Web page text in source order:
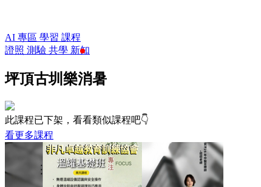
AI 專區 學習 課程
證照 測驗 共學 新知
坪頂古圳樂消暑
此課程已下架，看看類似課程吧👇
看更多課程